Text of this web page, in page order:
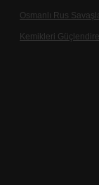
Osmanlı Rus
Kemikleri